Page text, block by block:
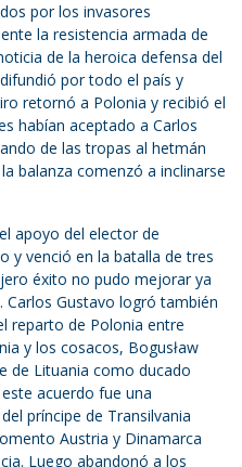
por los invasores
la resistencia armada de
de la heroica defensa del
por todo el país y
retornó a Polonia y recibió el
habían aceptado a Carlos
de las tropas al hetmán
balanza comenzó a inclinarse
apoyo del elector de
y venció en la batalla de tres
éxito no pudo mejorar ya
Gustavo logró también
reparto de Polonia entre
y los cosacos, Bogusław
de Lituania como ducado
acuerdo fue una
príncipe de Transilvania
Austria y Dinamarca
Luego abandonó a los